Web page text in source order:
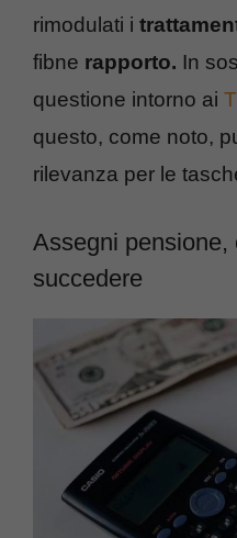
rimodulati i
fibne rapporto. In
questione intorno ai
questo, come noto,
rilevanza per le
Assegni pensione,
succedere